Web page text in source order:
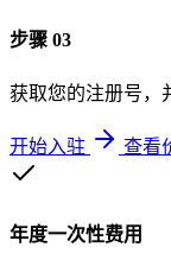
步骤 03
获取您的注册号，
开始入驻 查看
年度一次性费用